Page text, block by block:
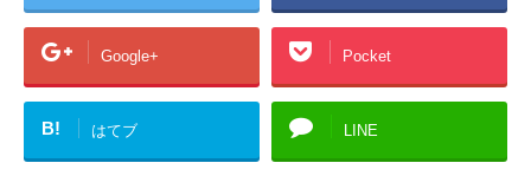
Google+ Pocket
B! はてブ LINE